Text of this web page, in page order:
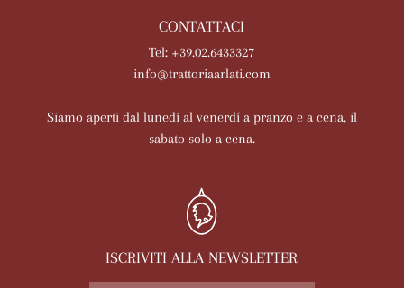
CONTATTACI
Tel: +39.02.6433327
info@trattoriaarlati.com
Siamo aperti dal lunedí al venerdí a pranzo e a cena, il
sabato solo a cena.
ISCRIVITI ALLA NEWSLETTER